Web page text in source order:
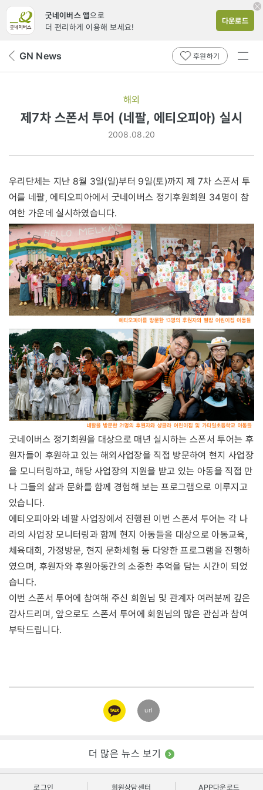
굿네이버스 앱으로
더 편리하게 이용해 보세요!
다운로드
뒤 GN News 후원하기
전체
해외
제7차 스폰서 투어 (네팔, 에티오피아) 실시
2008.08.20
우리단체는 지난 8월 3일(일)부터 9일(토)까지 제 7차 스폰서 투
어를 네팔, 에티오피아에서 굿네이버스 정기후원회원 34명이 참
여한 가운데 실시하였습니다.
굿네이버스 정기회원을 대상으로 매년 실시하는 스폰서 투어는 후
원자들이 후원하고 있는 해외사업장을 직접 방문하여 현지 사업장
을 모니터링하고, 해당 사업장의 지원을 받고 있는 아동을 직접 만
나 그들의 삶과 문화를 함께 경험해 보는 프로그램으로 이루지고
있습니다.
에티오피아와 네팔 사업장에서 진행된 이번 스폰서 투어는 각 나
라의 사업장 모니터링과 함께 현지 아동들을 대상으로 아동교육,
체육대회, 가정방문, 현지 문화체험 등 다양한 프로그램을 진행하
였으며, 후원자와 후원아동간의 소중한 추억을 담는 시간이 되었
습니다.
이번 스폰서 투어에 참여해 주신 회원님 및 관계자 여러분께 깊은
감사드리며, 앞으로도 스폰서 투어에 회원님의 많은 관심과 참여
부탁드립니다.
카카오
링크
url
더 많은 뉴스 보기
로그인 회원상담센터 APP다운로드